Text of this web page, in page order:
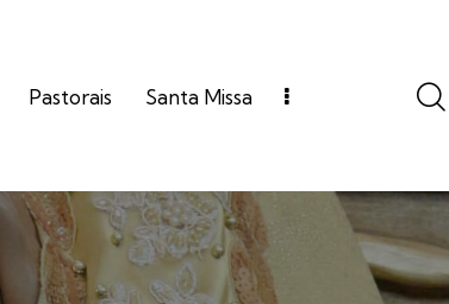
Pastorais Santa Missa